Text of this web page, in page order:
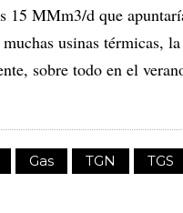
15 MMm3/d que
usinas térmicas,
sobre todo en el
Gas TGN TGS